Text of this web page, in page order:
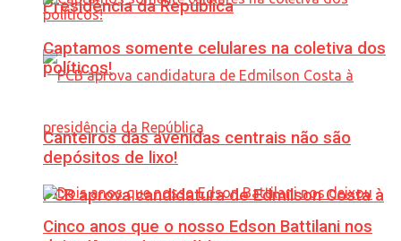
Presidência da República
PCB aprova candidatura de Edmilson Costa à
Captamos somente celulares na coletiva dos
políticos!
Canteiros das avenidas centrais não são
depósitos de lixo!
Cinco anos que o nosso Edson Battilani nos